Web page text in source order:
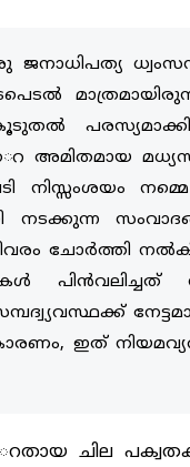
ജനാധിപത്യ
പരസ്യമാക്കി.
അമിതമായ
നിസ്സംശയം
നടക്കുന്ന
ചോര്‍ത്തി
പിന്‍വലിച്ചത്
ഇത്
ചില